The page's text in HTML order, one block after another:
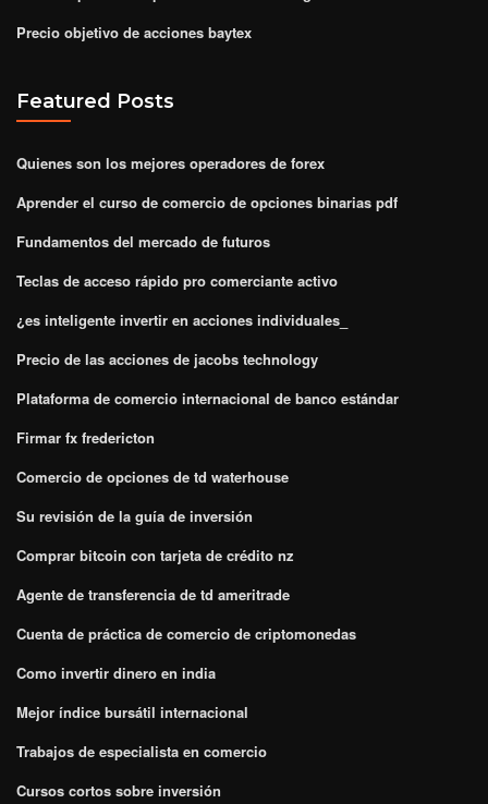
Precio objetivo de acciones baytex
Featured Posts
Quienes son los mejores operadores de forex
Aprender el curso de comercio de opciones binarias pdf
Fundamentos del mercado de futuros
Teclas de acceso rápido pro comerciante activo
¿es inteligente invertir en acciones individuales_
Precio de las acciones de jacobs technology
Plataforma de comercio internacional de banco estándar
Firmar fx fredericton
Comercio de opciones de td waterhouse
Su revisión de la guía de inversión
Comprar bitcoin con tarjeta de crédito nz
Agente de transferencia de td ameritrade
Cuenta de práctica de comercio de criptomonedas
Como invertir dinero en india
Mejor índice bursátil internacional
Trabajos de especialista en comercio
Cursos cortos sobre inversión